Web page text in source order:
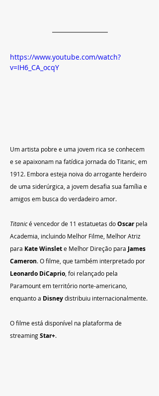
https://www.youtube.com/watch?
v=IH6_CA_ocqY
Um artista pobre e uma jovem rica se conhecem
e se apaixonam na fatídica jornada do Titanic, em
1912. Embora esteja noiva do arrogante herdeiro
de uma siderúrgica, a jovem desafia sua família e
amigos em busca do verdadeiro amor.
Titanic é vencedor de 11 estatuetas do Oscar pela
Academia, incluindo Melhor Filme, Melhor Atriz
para Kate Winslet e Melhor Direção para James
Cameron. O filme, que também interpretado por
Leonardo DiCaprio , foi relançado pela
Paramount em território norte-americano,
enquanto a Disney distribuiu internacionalmente.
O filme está disponível na plataforma de
streaming Star+.